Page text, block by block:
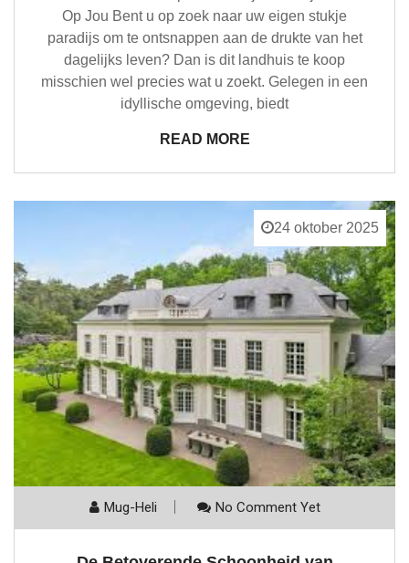
Op Jou Bent u op zoek naar uw eigen stukje
paradijs om te ontsnappen aan de drukte van het
dagelijks leven? Dan is dit landhuis te koop
misschien wel precies wat u zoekt. Gelegen in een
idyllische omgeving, biedt
READ MORE
24 oktober 2025
Mug-Heli No Comment Yet